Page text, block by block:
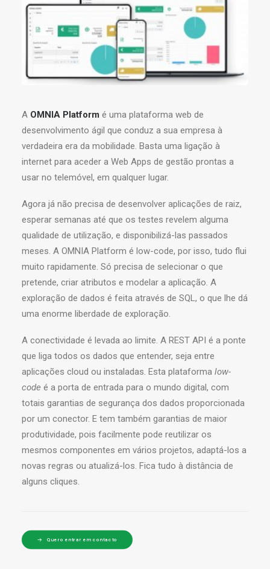
A OMNIA Platform é uma plataforma web de
desenvolvimento ágil que conduz a sua empresa à
verdadeira era da mobilidade. Basta uma ligação à
internet para aceder a Web Apps de gestão prontas a
usar no telemóvel, em qualquer lugar.
Agora já não precisa de desenvolver aplicações de raiz,
esperar semanas até que os testes revelem alguma
qualidade de utilização, e disponibilizá-las passados
meses. A OMNIA Platform é low-code, por isso, tudo flui
muito rapidamente. Só precisa de selecionar o que
pretende, criar atributos e modelar a aplicação. A
exploração de dados é feita através de SQL, o que lhe dá
uma enorme liberdade de exploração.
A conectividade é levada ao limite. A REST API é a ponte
que liga todos os dados que entender, seja entre
aplicações cloud ou instaladas. Esta plataforma low-
code é a porta de entrada para o mundo digital, com
totais garantias de segurança dos dados proporcionada
por um conector. E tem também garantias de maior
produtividade, pois facilmente pode reutilizar os
mesmos componentes em vários projetos, adaptá-los a
novas regras ou atualizá-los. Fica tudo à distância de
alguns cliques.
Quero entrar em contacto